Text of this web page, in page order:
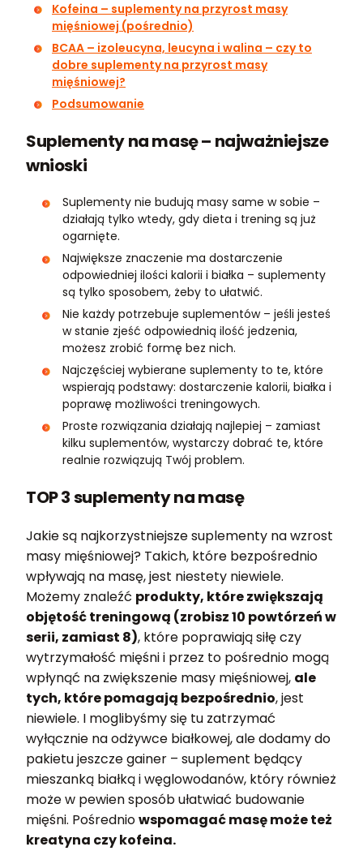
Kofeina – suplementy na przyrost masy
mięśniowej (pośrednio)
BCAA – izoleucyna, leucyna i walina – czy to
dobre suplementy na przyrost masy
mięśniowej?
Podsumowanie
Suplementy na masę – najważniejsze
wnioski
Suplementy nie budują masy same w sobie –
działają tylko wtedy, gdy dieta i trening są już
ogarnięte.
Największe znaczenie ma dostarczenie
odpowiedniej ilości kalorii i białka – suplementy
są tylko sposobem, żeby to ułatwić.
Nie każdy potrzebuje suplementów – jeśli jesteś
w stanie zjeść odpowiednią ilość jedzenia,
możesz zrobić formę bez nich.
Najczęściej wybierane suplementy to te, które
wspierają podstawy: dostarczenie kalorii, białka i
poprawę możliwości treningowych.
Proste rozwiązania działają najlepiej – zamiast
kilku suplementów, wystarczy dobrać te, które
realnie rozwiązują Twój problem.
TOP 3 suplementy na masę
Jakie są najkorzystniejsze suplementy na wzrost
masy mięśniowej? Takich, które bezpośrednio
wpływają na masę, jest niestety niewiele.
Możemy znaleźć produkty, które zwiększają
objętość treningową (zrobisz 10 powtórzeń w
serii, zamiast 8), które poprawiają siłę czy
wytrzymałość mięśni i przez to pośrednio mogą
wpłynąć na zwiększenie masy mięśniowej, ale
tych, które pomagają bezpośrednio, jest
niewiele. I moglibyśmy się tu zatrzymać
wyłącznie na odżywce białkowej, ale dodamy do
pakietu jeszcze gainer – suplement będący
mieszanką białką i węglowodanów, który również
może w pewien sposób ułatwiać budowanie
mięśni. Pośredniowspomagać masę może też
kreatyna czy kofeina.